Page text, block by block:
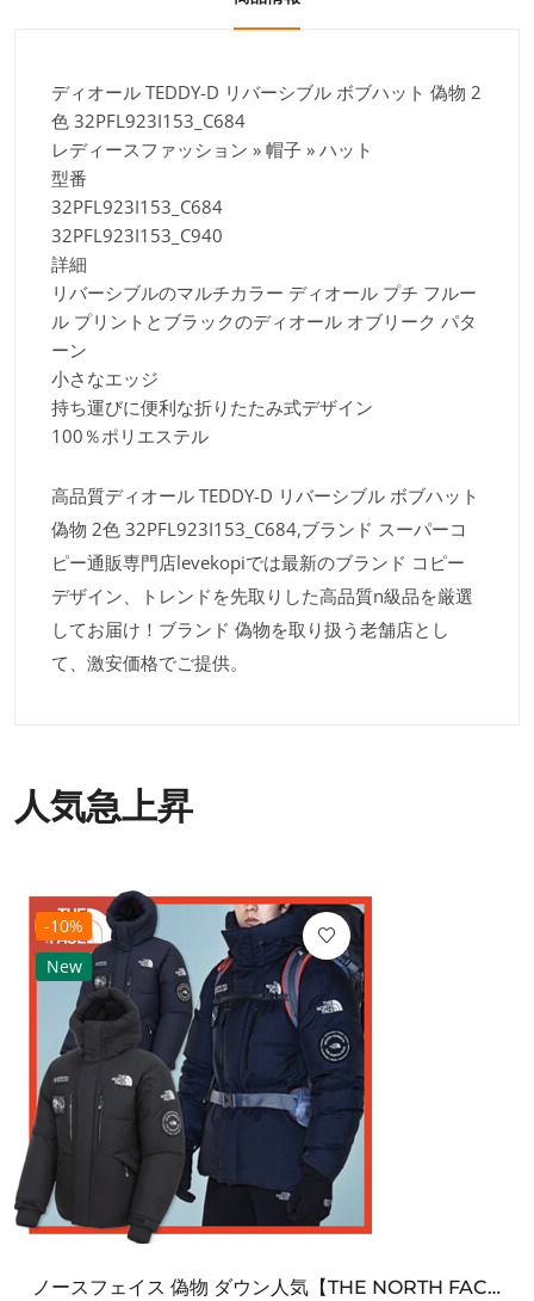
ディオール TEDDY-D リバーシブル ボブハット 偽物 2
色 32PFL923I153_C684
レディースファッション » 帽子 » ハット
型番
32PFL923I153_C684
32PFL923I153_C940
詳細
リバーシブルのマルチカラー ディオール プチ フルー
ル プリントとブラックのディオール オブリーク パタ
ーン
小さなエッジ
持ち運びに便利な折りたたみ式デザイン
100％ポリエステル
高品質ディオール TEDDY-D リバーシブル ボブハット
偽物 2色 32PFL923I153_C684,ブランド スーパーコ
ピー通販専門店levekopiでは最新のブランド コピー
デザイン、トレンドを先取りした高品質n級品を厳選
してお届け！ブランド 偽物を取り扱う老舗店とし
て、激安価格でご提供。
人気急上昇
-10%
New
ノースフェイス 偽物 ダウン人気【THE NORTH FACE】M'S 7 SUMMIT HIM...